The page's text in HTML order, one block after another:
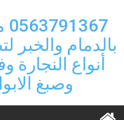
content
بالدمام والخبر
أنواع النجارة
وصبغ